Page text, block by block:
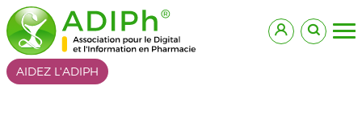
AIDEZ L'ADIPH